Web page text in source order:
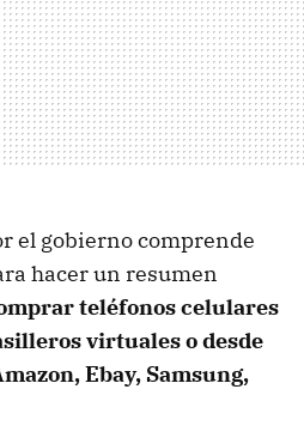
el gobierno comprende
hacer un resumen
teléfonos celulares
virtuales o desde
Ebay, Samsung,